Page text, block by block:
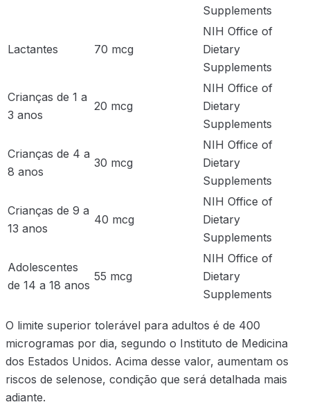
Supplements
Lactantes 70 mcg
NIH Office of
Dietary
Supplements
Crianças de 1 a
3 anos
20 mcg
NIH Office of
Dietary
Supplements
Crianças de 4 a
8 anos
30 mcg
NIH Office of
Dietary
Supplements
Crianças de 9 a
13 anos
40 mcg
NIH Office of
Dietary
Supplements
Adolescentes
de 14 a 18 anos
55 mcg
NIH Office of
Dietary
Supplements
O limite superior tolerável para adultos é de 400
microgramas por dia, segundo o Instituto de Medicina
dos Estados Unidos. Acima desse valor, aumentam os
riscos de selenose, condição que será detalhada mais
adiante.